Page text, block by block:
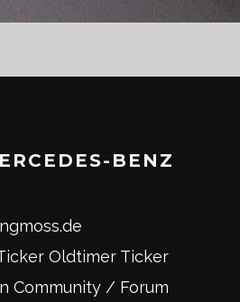
BENZ
Oldtimer Ticker
Community / Forum